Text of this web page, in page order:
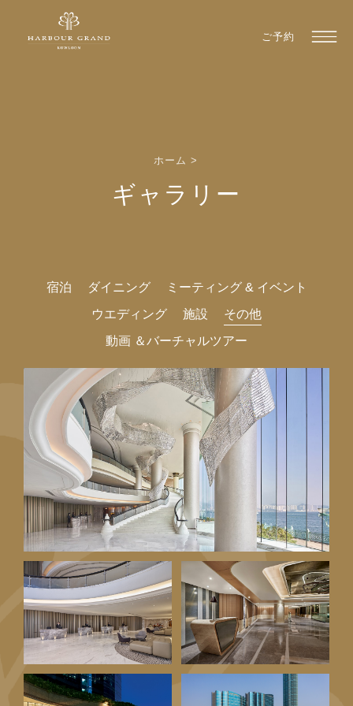
ご予約
ホーム >
ギャラリー
宿泊 ダイニング
ミーティング & イベント
ウエディング
施設
その他
動画 ＆バーチャルツアー